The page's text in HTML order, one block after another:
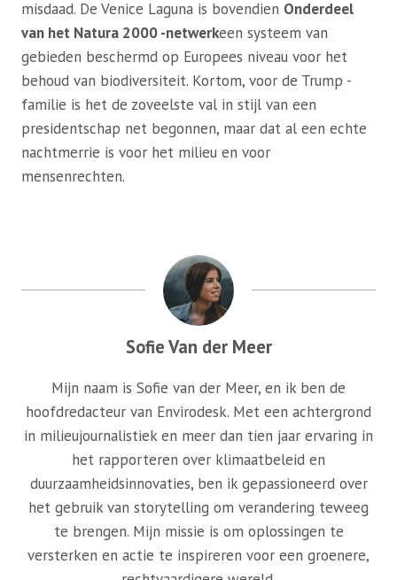
misdaad. De Venice Laguna is bovendien Onderdeel
van het Natura 2000 -netwerkeen systeem van
gebieden beschermd op Europees niveau voor het
behoud van biodiversiteit. Kortom, voor de Trump -
familie is het de zoveelste val in stijl van een
presidentschap net begonnen, maar dat al een echte
nachtmerrie is voor het milieu en voor
mensenrechten.
Sofie Van der Meer
Mijn naam is Sofie van der Meer, en ik ben de
hoofdredacteur van Envirodesk. Met een achtergrond
in milieujournalistiek en meer dan tien jaar ervaring in
het rapporteren over klimaatbeleid en
duurzaamheidsinnovaties, ben ik gepassioneerd over
het gebruik van storytelling om verandering teweeg
te brengen. Mijn missie is om oplossingen te
versterken en actie te inspireren voor een groenere,